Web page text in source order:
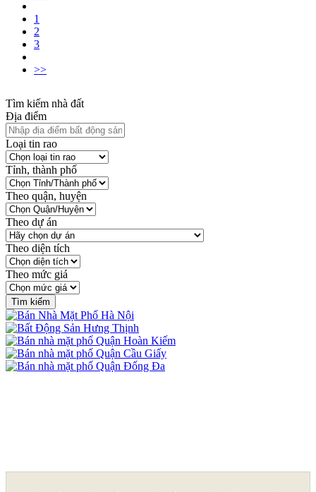
1
2
3
>>
Tìm kiếm nhà đất
Địa điểm
Loại tin rao
Tỉnh, thành phố
Theo quận, huyện
Theo dự án
Theo diện tích
Theo mức giá